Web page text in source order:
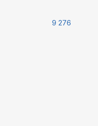
9 276